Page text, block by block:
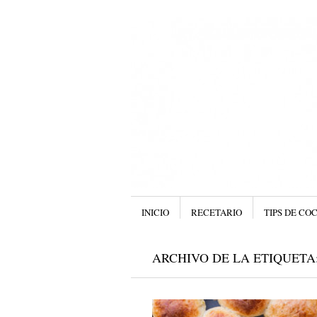
SALTAR AL CONTENIDO.
INICIO RECETARIO TIPS DE
ARCHIVO DE LA